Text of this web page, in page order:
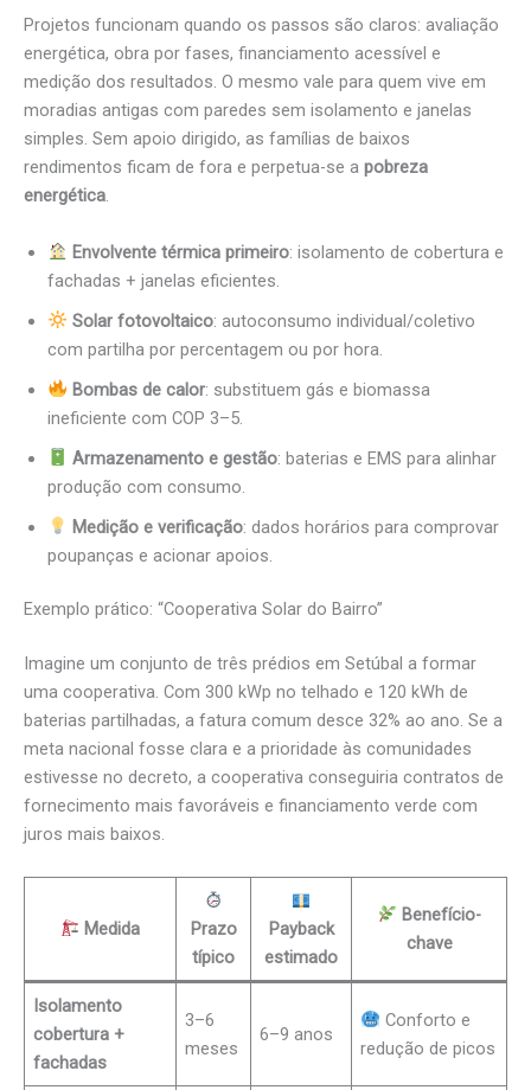
Projetos funcionam quando os passos são claros: avaliação
energética, obra por fases, financiamento acessível e
medição dos resultados. O mesmo vale para quem vive em
moradias antigas com paredes sem isolamento e janelas
simples. Sem apoio dirigido, as famílias de baixos
rendimentos ficam de fora e perpetua-se a pobreza
energética.
Envolvente térmica primeiro: isolamento de cobertura e
fachadas + janelas eficientes.
Solar fotovoltaico: autoconsumo individual/coletivo
com partilha por percentagem ou por hora.
Bombas de calor: substituem gás e biomassa
ineficiente com COP 3–5.
Armazenamento e gestão: baterias e EMS para alinhar
produção com consumo.
Medição e verificação: dados horários para comprovar
poupanças e acionar apoios.
Exemplo prático: “Cooperativa Solar do Bairro”
Imagine um conjunto de três prédios em Setúbal a formar
uma cooperativa. Com 300 kWp no telhado e 120 kWh de
baterias partilhadas, a fatura comum desce 32% ao ano. Se a
meta nacional fosse clara e a prioridade às comunidades
estivesse no decreto, a cooperativa conseguiria contratos de
fornecimento mais favoráveis e financiamento verde com
juros mais baixos.
Medida
Prazo
típico
Payback
estimado
Benefício-
chave
Isolamento
cobertura +
fachadas
3–6
meses
6–9 anos
Conforto e
redução de picos